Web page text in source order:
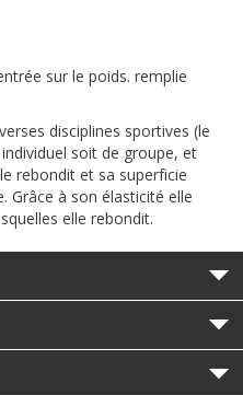
sur le poids. remplie
disciplines sportives (le
soit de groupe, et
rebondit et sa superficie
Grâce à son élasticité elle
elle rebondit.